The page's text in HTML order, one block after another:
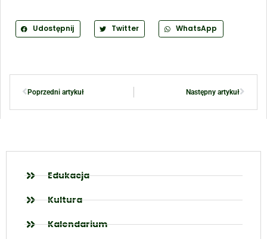
Udostępnij Twitter WhatsApp
Poprzedni artykuł Następny artykuł
Edukacja
Kultura
Kalendarium